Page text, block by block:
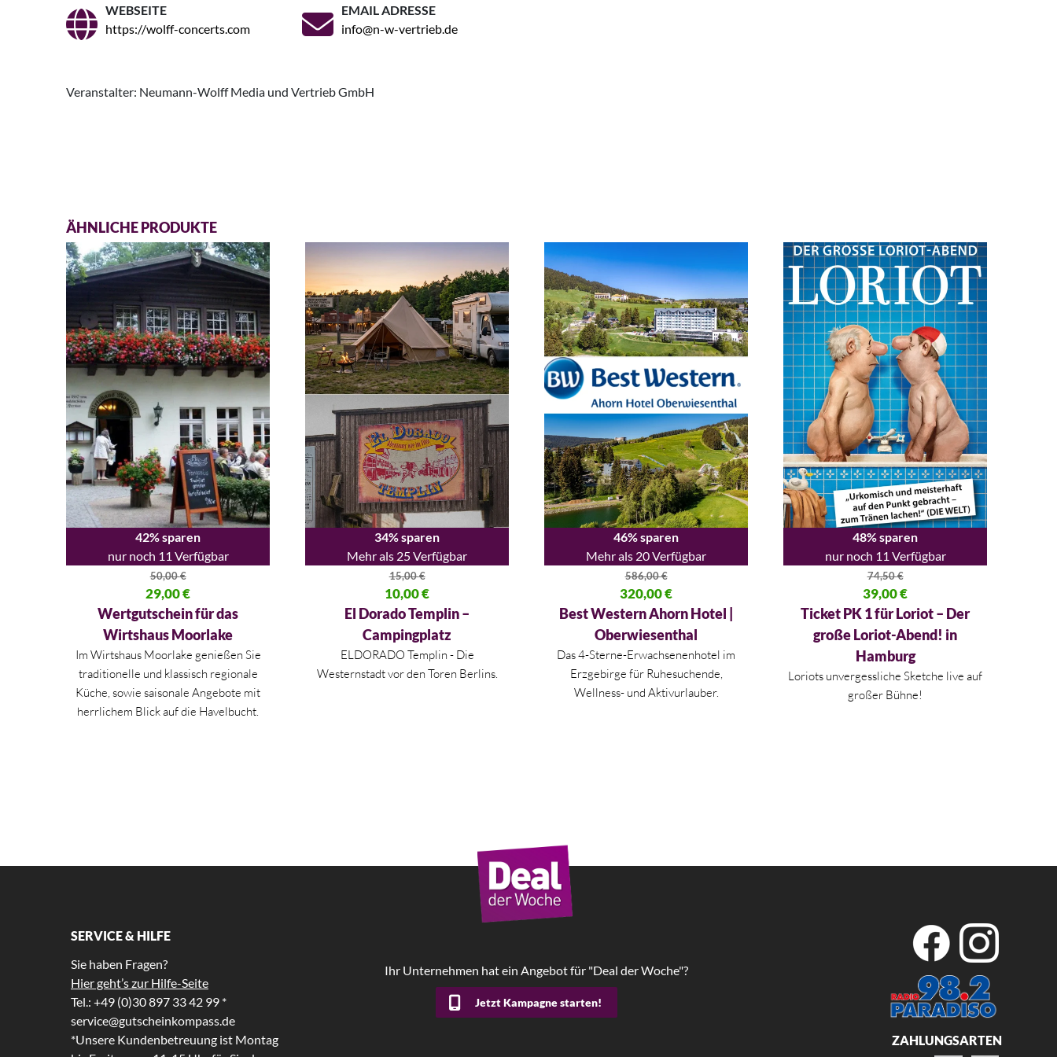
WEBSEITE
https://wolff-concerts.com
EMAIL ADRESSE
info@n-w-vertrieb.de
Veranstalter: Neumann-Wolff Media und Vertrieb GmbH
ÄHNLICHE PRODUKTE
42% sparen
nur noch 11 Verfügbar
50,00€
Ursprünglicher Preis war: 50,00 €
29,00€
Aktueller Preis ist: 29,00 €.
Wertgutschein für das
Wirtshaus Moorlake
Im Wirtshaus Moorlake genießen Sie
traditionelle und klassisch regionale
Küche, sowie saisonale Angebote mit
herrlichem Blick auf die Havelbucht.
34% sparen
Mehr als 25 Verfügbar
15,00€
Ursprünglicher Preis war: 15,00 €
10,00€
Aktueller Preis ist: 10,00 €.
El Dorado Templin –
Campingplatz
ELDORADO Templin - Die
Westernstadt vor den Toren Berlins.
46% sparen
Mehr als 20 Verfügbar
586,00€
Ursprünglicher Preis war: 586,00 €
320,00€
Aktueller Preis ist: 320,00 €.
Best Western Ahorn Hotel |
Oberwiesenthal
Das 4-Sterne-Erwachsenenhotel im
Erzgebirge für Ruhesuchende,
Wellness- und Aktivurlauber.
48% sparen
nur noch 11 Verfügbar
74,50€
Ursprünglicher Preis war: 74,50 €
39,00€
Aktueller Preis ist: 39,00 €.
Ticket PK 1 für Loriot – Der
große Loriot-Abend! in
Hamburg
Loriots unvergessliche Sketche live auf
großer Bühne!
SERVICE & HILFE
Sie haben Fragen?
Hier geht’s zur Hilfe-Seite
Tel.: +49 (0)30 897 33 42 99 *
service@gutscheinkompass.de
*Unsere Kundenbetreuung ist Montag
Ihr Unternehmen hat ein Angebot für "Deal der Woche"?
Jetzt Kampagne starten!
ZAHLUNGSARTEN